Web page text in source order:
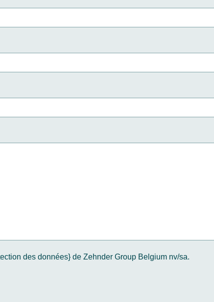
des données} de Zehnder Group Belgium nv/sa.